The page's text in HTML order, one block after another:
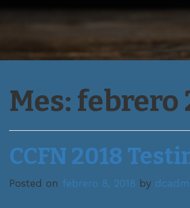
Mes: febrero
CCFN 2018
Posted on febrero 8, 2018 by